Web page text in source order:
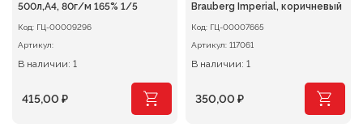
500л,A4, 80г/м 165% 1/5
Код: ГЦ-00009296
Артикул:
В наличии: 1
415,00 ₽
Brauberg Imperial, коричневый
Код: ГЦ-00007665
Артикул: 117061
В наличии: 1
350,00 ₽